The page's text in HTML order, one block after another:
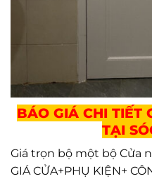
BÁO GIÁ CHI TIẾT
TẠI
Giá trọn bộ một bộ Cửa
GIÁ CỬA+PHỤ KIỆN+